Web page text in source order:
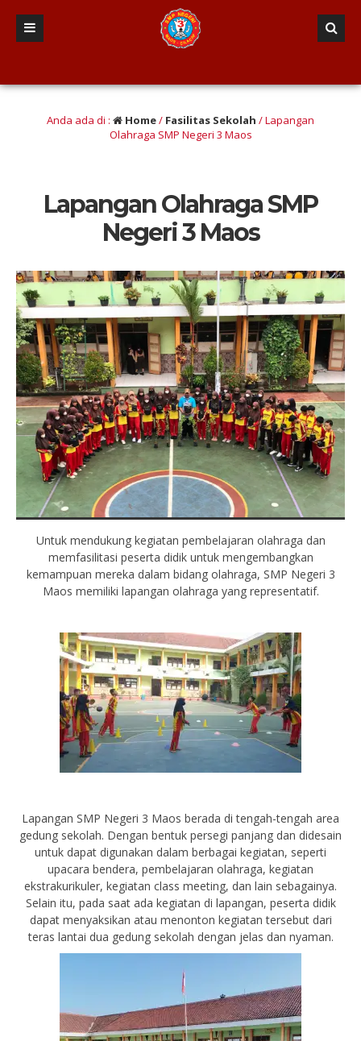
Anda ada di : Home/ Fasilitas Sekolah /Lapangan
Olahraga SMP Negeri 3 Maos
Lapangan Olahraga SMP
Negeri 3 Maos
Untuk mendukung kegiatan pembelajaran olahraga dan
memfasilitasi peserta didik untuk mengembangkan
kemampuan mereka dalam bidang olahraga, SMP Negeri 3
Maos memiliki lapangan olahraga yang representatif.
Lapangan SMP Negeri 3 Maos berada di tengah-tengah area
gedung sekolah. Dengan bentuk persegi panjang dan didesain
untuk dapat digunakan dalam berbagai kegiatan, seperti
upacara bendera, pembelajaran olahraga, kegiatan
ekstrakurikuler, kegiatan class meeting, dan lain sebagainya.
Selain itu, pada saat ada kegiatan di lapangan, peserta didik
dapat menyaksikan atau menonton kegiatan tersebut dari
teras lantai dua gedung sekolah dengan jelas dan nyaman.